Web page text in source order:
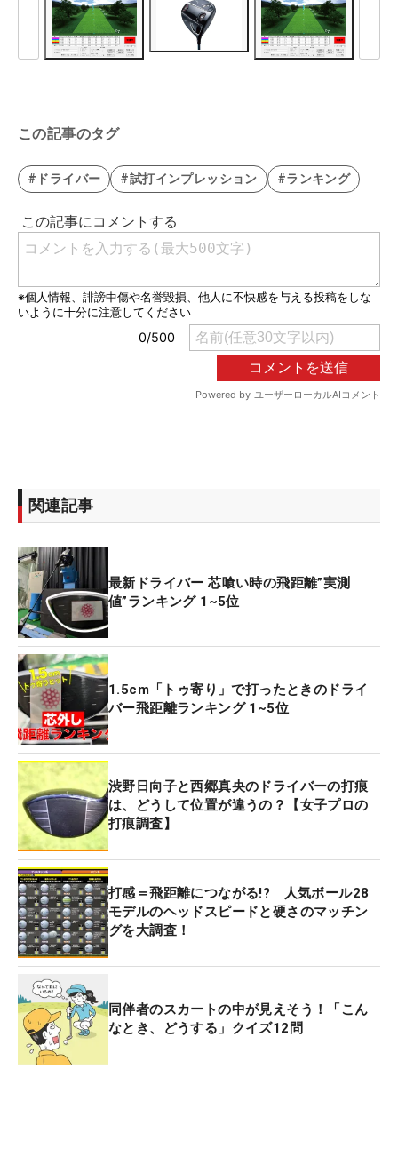
この記事のタグ
#ドライバー #試打インプレッション #ランキング
関連記事
最新ドライバー 芯喰い時の飛距離”実測
値”ランキング 1~5位
1.5cm「トゥ寄り」で打ったときのドライ
バー飛距離ランキング 1~5位
渋野日向子と西郷真央のドライバーの打痕
は、どうして位置が違うの？【女子プロの
打痕調査】
打感＝飛距離につながる!? 人気ボール28
モデルのヘッドスピードと硬さのマッチン
グを大調査！
同伴者のスカートの中が見えそう！「こん
なとき、どうする」クイズ12問